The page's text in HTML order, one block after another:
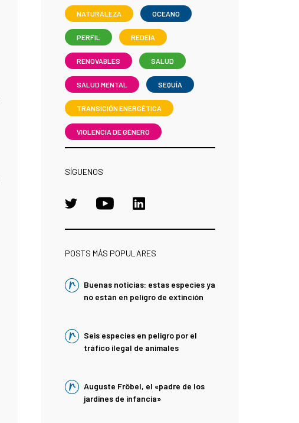
NATURALEZA OCEANO
PERFIL REDEIA
RENOVABLES SALUD
SALUD MENTAL SEQUÍA
TRANSICIÓN ENERGÉTICA
VIOLENCIA DE GÉNERO
SÍGUENOS
POSTS MÁS POPULARES
Buenas noticias: estas especies ya
no están en peligro de extinción
Seis especies en peligro por el
tráfico ilegal de animales
Auguste Fröbel, el «padre de los
jardines de infancia»